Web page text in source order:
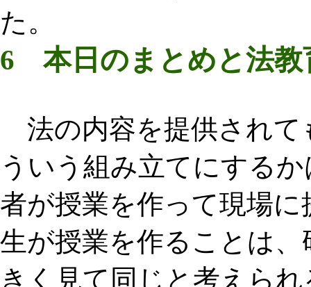
た。
6 本日のまとめと法教
法の内容を提供されて
ういう組み立てにする
者が授業を作って現場
生が授業を作ることは
きく見て同じと考えら